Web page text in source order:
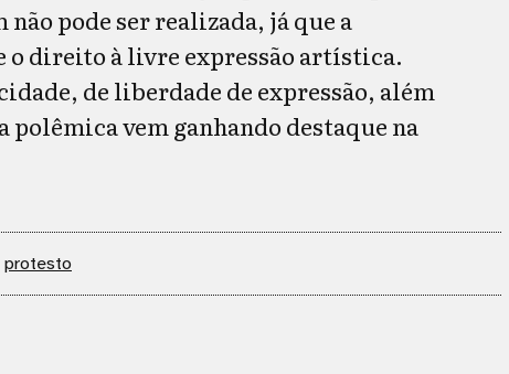
pode ser realizada, já que a
direito à livre expressão artística.
de liberdade de expressão, além
vem ganhando destaque na
protesto